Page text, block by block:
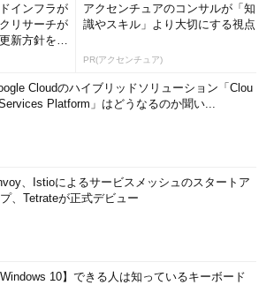
インフラが
リサーチが
新方針を調
アクセンチュアのコンサルが「知
識やスキル」より大切にする視点
PR(アクセンチュア)
Cloudのハイブリッドソリューション「Clou
Platform」はどうなるのか聞い...
、Istioによるサービスメッシュのスタートア
、Tetrateが正式デビュー
Windows 10】できる人は知っているキーボード